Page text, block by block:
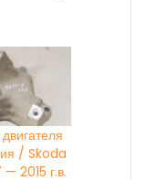
/ Skoda
2015 г.в.